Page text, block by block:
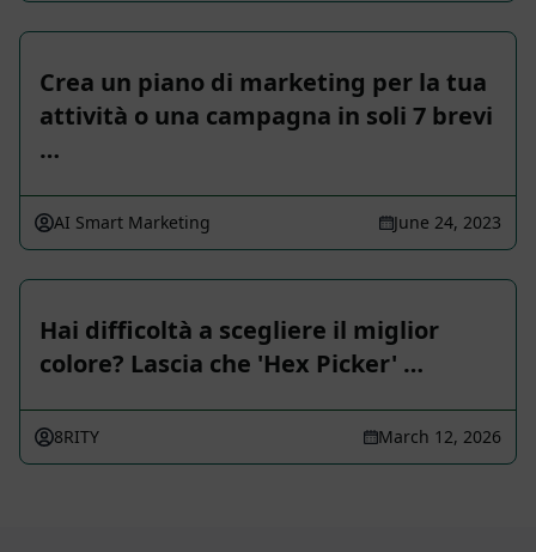
Crea un piano di marketing per la tua
attività o una campagna in soli 7 brevi
…
AI Smart Marketing June 24, 2023
Hai difficoltà a scegliere il miglior
colore? Lascia che 'Hex Picker' …
8RITY March 12, 2026